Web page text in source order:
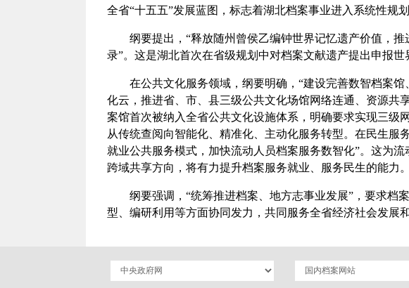
全省“十五五”发展蓝图，标志着湖北档案事业进入系统性规
纲要提出，“释放随州曾侯乙编钟世界记忆遗产价值，
录”。这是湖北首次在省级规划中对档案文献遗产提出申报世
在公共文化服务领域，纲要明确，“建设完善数智档案
化云，推进省、市、县三级公共文化场馆网络连通、资源共
案馆首次被纳入全省公共文化设施体系，明确要求实现三级
从传统查阅向智能化、精准化、主动化服务转型。在民生服
就业公共服务模式，加快流动人员档案服务数智化”。这为流
跨域共享方向，将有力提升档案服务就业、服务民生的能力。
纲要强调，“统筹推进档案、地方志事业发展”，要求档
型、编研利用等方面协同发力，共同服务全省经济社会发展